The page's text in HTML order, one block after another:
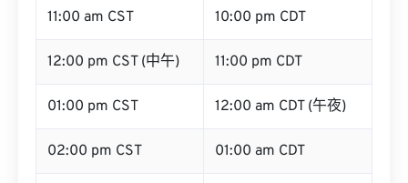
11:00 am CST 10:00 pm CDT
12:00 pm CST (中午) 11:00 pm CDT
01:00 pm CST 12:00 am CDT (午夜)
02:00 pm CST 01:00 am CDT